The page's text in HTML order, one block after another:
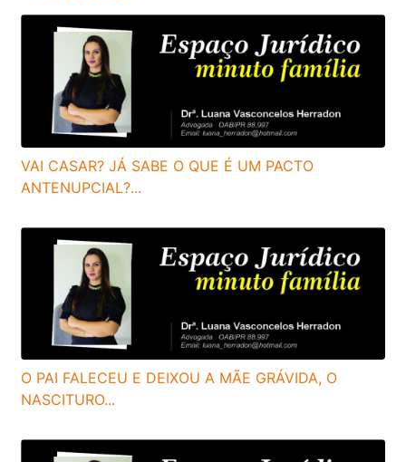
VAI CASAR? JÁ SABE O QUE É UM PACTO
ANTENUPCIAL?...
O PAI FALECEU E DEIXOU A MÃE GRÁVIDA, O
NASCITURO...